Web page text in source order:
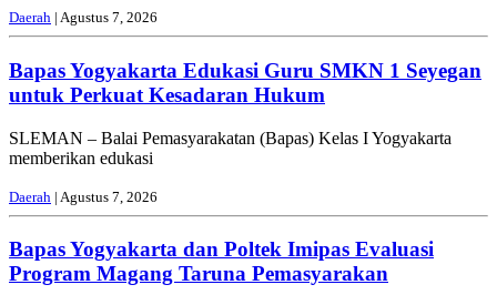
Daerah | Agustus 7, 2026
Bapas Yogyakarta Edukasi Guru SMKN 1 Seyegan
untuk Perkuat Kesadaran Hukum
SLEMAN – Balai Pemasyarakatan (Bapas) Kelas I Yogyakarta
memberikan edukasi
Daerah | Agustus 7, 2026
Bapas Yogyakarta dan Poltek Imipas Evaluasi
Program Magang Taruna Pemasyarakan